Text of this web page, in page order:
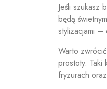
Jeśli szukasz
będą
stylizacjami –
Warto
prostoty.
fryzurach